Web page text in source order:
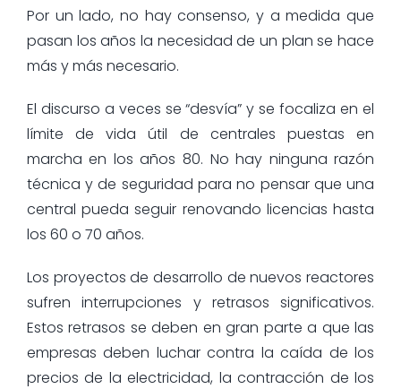
Por un lado, no hay consenso, y a medida que
pasan los años la necesidad de un plan se hace
más y más necesario.
El discurso a veces se “desvía” y se focaliza en el
límite de vida útil de centrales puestas en
marcha en los años 80. No hay ninguna razón
técnica y de seguridad para no pensar que una
central pueda seguir renovando licencias hasta
los 60 o 70 años.
Los proyectos de desarrollo de nuevos reactores
sufren interrupciones y retrasos significativos.
Estos retrasos se deben en gran parte a que las
empresas deben luchar contra la caída de los
precios de la electricidad, la contracción de los